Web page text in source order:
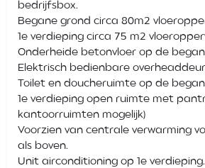
bedrijfsbox.
Begane grond circa 80m2
1e verdieping circa 75 m2
Onderheide betonvloer op de
Elektrisch bedienbare
Toilet en doucheruimte op de
1e verdieping open ruimte met
kantoorruimten mogelijk)
Voorzien van centrale verwarming
als boven.
Unit airconditioning op 1e verdieping.